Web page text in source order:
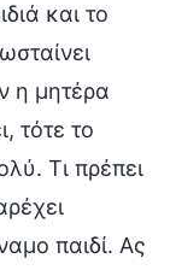
και το
η μητέρα
τότε το
Τι πρέπει
παιδί. Ας